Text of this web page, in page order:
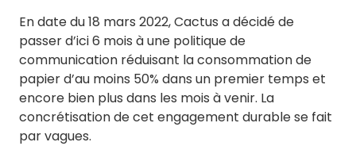
En date du 18 mars 2022, Cactus a décidé de
passer d’ici 6 mois à une politique de
communication réduisant la consommation de
papier d’au moins 50% dans un premier temps et
encore bien plus dans les mois à venir. La
concrétisation de cet engagement durable se fait
par vagues.